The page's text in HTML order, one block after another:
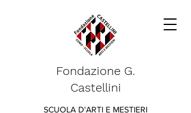
Fondazione G.
Castellini
SCUOLA D'ARTI E MESTIERI